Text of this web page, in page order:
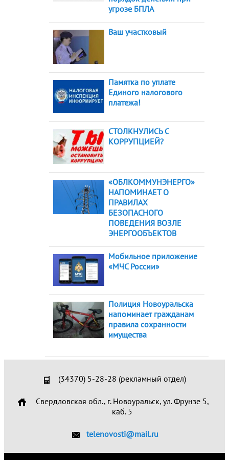
угрозе БПЛА
Ваш участковый
Памятка по уплате
Единого налогового
платежа!
СТОЛКНУЛИСЬ С
КОРРУПЦИЕЙ?
«ОБЛКОММУНЭНЕРГО»
НАПОМИНАЕТ О
ПРАВИЛАХ
БЕЗОПАСНОГО
ПОВЕДЕНИЯ ВОЗЛЕ
ЭНЕРГООБЪЕКТОВ
Мобильное приложение
«МЧС России»
Полиция Новоуральска
напоминает гражданам
правила сохранности
имущества
(34370) 5-28-28 (рекламный отдел)
Свердловская обл., г. Новоуральск, ул. Фрунзе 5,
каб. 5
telenovosti@mail.ru